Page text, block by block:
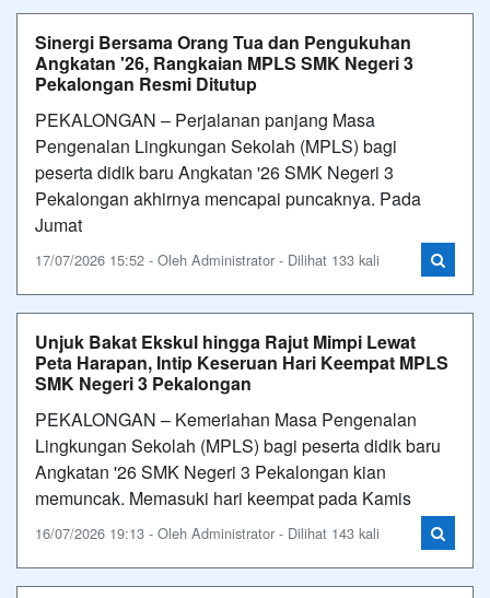
Sinergi Bersama Orang Tua dan Pengukuhan
Angkatan '26, Rangkaian MPLS SMK Negeri 3
Pekalongan Resmi Ditutup
PEKALONGAN – Perjalanan panjang Masa
Pengenalan Lingkungan Sekolah (MPLS) bagi
peserta didik baru Angkatan '26 SMK Negeri 3
Pekalongan akhirnya mencapai puncaknya. Pada
Jumat
17/07/2026 15:52 - Oleh Administrator - Dilihat 133 kali
Unjuk Bakat Ekskul hingga Rajut Mimpi Lewat
Peta Harapan, Intip Keseruan Hari Keempat MPLS
SMK Negeri 3 Pekalongan
PEKALONGAN – Kemeriahan Masa Pengenalan
Lingkungan Sekolah (MPLS) bagi peserta didik baru
Angkatan '26 SMK Negeri 3 Pekalongan kian
memuncak. Memasuki hari keempat pada Kamis
16/07/2026 19:13 - Oleh Administrator - Dilihat 143 kali